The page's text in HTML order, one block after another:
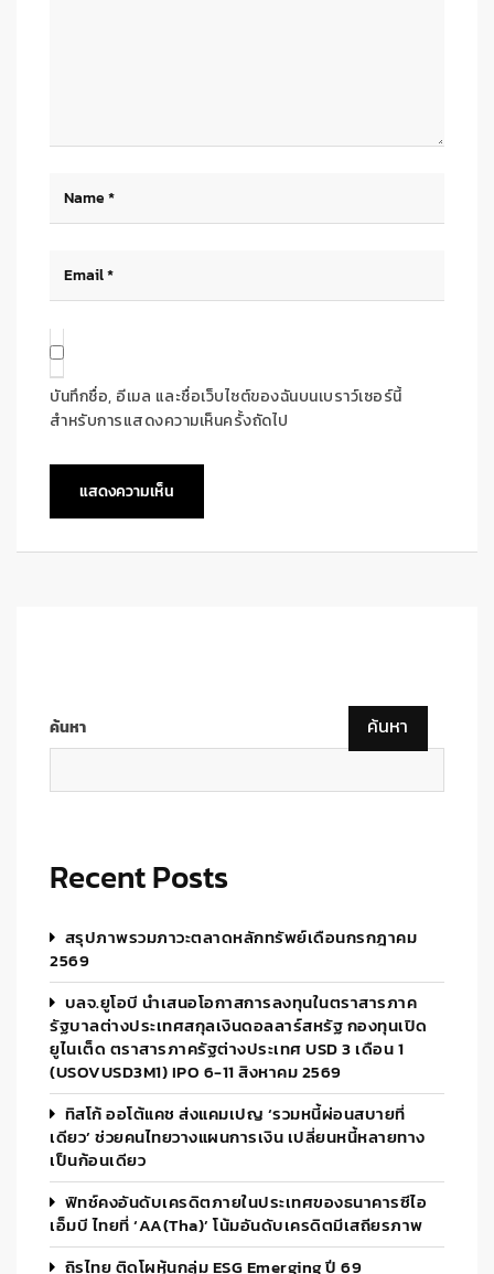
บันทึกชื่อ, อีเมล และชื่อเว็บไซต์ของฉันบนเบราว์เซอร์นี้
สำหรับการแสดงความเห็นครั้งถัดไป
ค้นหา ค้นหา
Recent Posts
สรุปภาพรวมภาวะตลาดหลักทรัพย์เดือนกรกฎาคม
2569
บลจ.ยูโอบี นำเสนอโอกาสการลงทุนในตราสารภาค
รัฐบาลต่างประเทศสกุลเงินดอลลาร์สหรัฐ กองทุนเปิด
ยูไนเต็ด ตราสารภาครัฐต่างประเทศ USD 3 เดือน 1
(USOVUSD3M1) IPO 6-11 สิงหาคม 2569
ทิสโก้ ออโต้แคช ส่งแคมเปญ ‘รวมหนี้ผ่อนสบายที่
เดียว’ ช่วยคนไทยวางแผนการเงิน เปลี่ยนหนี้หลายทาง
เป็นก้อนเดียว
ฟิทช์คงอันดับเครดิตภายในประเทศของธนาคารซีไอ
เอ็มบี ไทยที่ ‘AA(tha)’ โน้มอันดับเครดิตมีเสถียรภาพ
ถิรไทย ติดโผหุ้นกลุ่ม ESG Emerging ปี 69